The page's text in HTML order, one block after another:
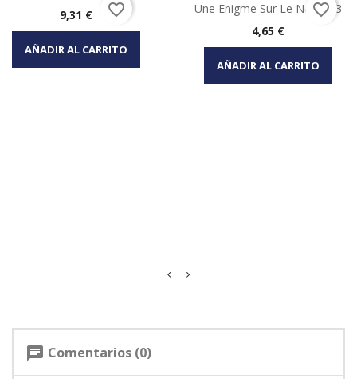
Precio
9,31 €
AÑADIR AL CARRITO
favorite_border
Une Enigme Sur Le Net CRJ3
Precio
4,65 €
AÑADIR AL CARRITO
favorite_border
chat Comentarios (0)